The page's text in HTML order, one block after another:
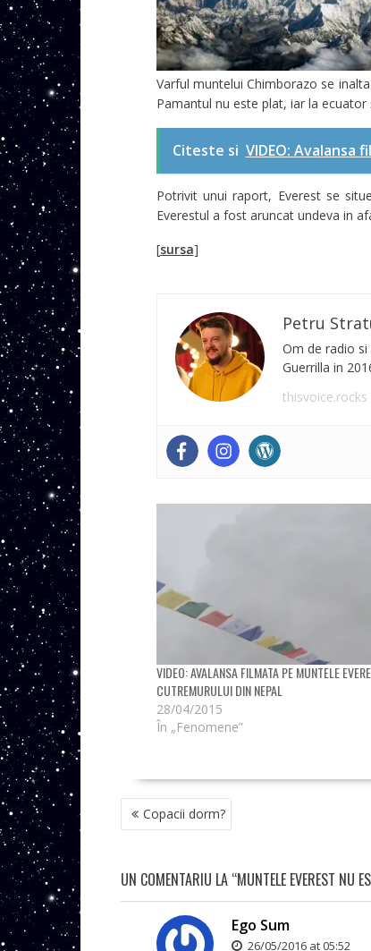
Varful muntelui Chimborazo se
Pamantul nu este plat, iar la
Citeste si VIDEO:
Potrivit unui raport, Everest se
Everestul a fost aruncat undeva in
[sursa]
Petru
Om de radio
Guerrilla in
thisvoice.rocks
VIDEO: AVALANSA FILMATA PE MUNTELE
CUTREMURULUI DIN NEPAL
28/04/2015
În „Fenomene”
NAVIGARE
ÎN Copacii dorm?
UN COMENTARIU LA “MUNTELE EVEREST NU
Ego Sum
26/05/2016 at 05:52